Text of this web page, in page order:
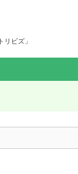
ビズ」